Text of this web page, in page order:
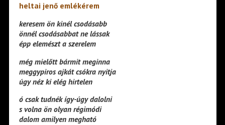
heltai jenő emlékérem
keresem ön kinél csodásabb
önnél csodásabbat ne lássak
épp elemészt a szerelem
még mielőtt bármit meginna
meggypiros ajkát csókra nyitja
úgy néz ki elég hirtelen
ó csak tudnék így-úgy dalolni
s volna ön olyan régimódi
dalom amilyen megható